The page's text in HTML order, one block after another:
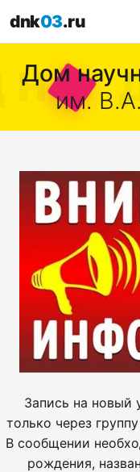
dnk03.ru
Дом
им.
Запись на новый
только через группу
В сообщении
рождения,